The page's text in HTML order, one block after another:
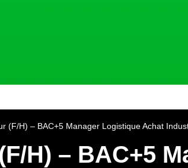
(F/H) – BAC+5 Manager Logistique Achat
H) – BAC+5